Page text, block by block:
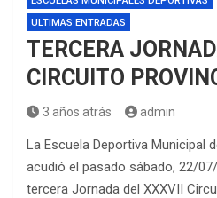
ULTIMAS ENTRADAS
TERCERA
CIRCUITO
3 años atrás admin
La Escuela Deportiva Municipal
acudió el pasado sábado, 22/
tercera Jornada del XXXVII